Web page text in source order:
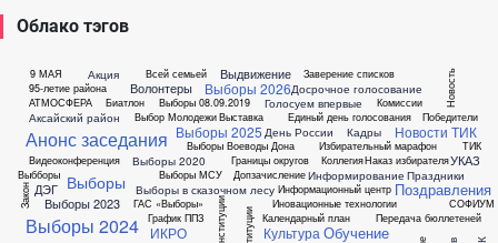
Облако тэгов
9 МАЯ
95-летие района
АТМОСФЕРА
Аксайский район
Акция
Анонс заседания
Биатлон
Видеоконференция
Волонтеры
Всей семьей
Выбборы
Выбор Молодежи
Выборы
Выборы 08.09.2019
Выборы 2020
Выборы 2023
Выборы 2024
Выборы 2025
Выборы 2026
Выборы Воеводы Дона
Выборы МСУ
Выборы в сказочном лесу
Выдвижение
Выставка
ГАС «Выборы»
Голосуем впервые
Границы округов
График ППЗ
ДЭГ
День России
Допзачисление
Досрочное голосование
Единый день голосования
Заверение списков
Закон
ИКРО
Избирательный марафон
Иновационные технологии
Информационный центр
Информирование
Кадры
Календарный план
Коллегия
Комиссии
Культура
Наказ избирателя
Новости ТИК
Новость
Обучение
Передача бюллетеней
Победители
Поздравления
Праздники
СОФИУМ
ТИК
УКАЗ